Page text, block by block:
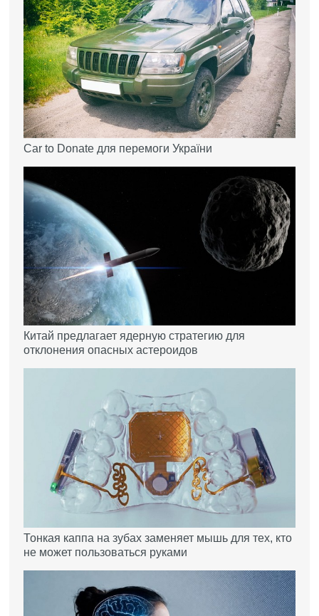
Car to Donate для перемоги України
Китай предлагает ядерную стратегию для
отклонения опасных астероидов
Тонкая каппа на зубах заменяет мышь для тех, кто
не может пользоваться руками